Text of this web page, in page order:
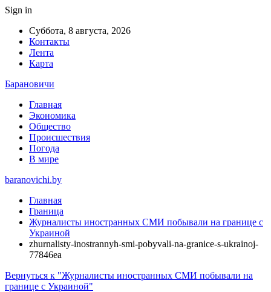
Sign in
Суббота, 8 августа, 2026
Контакты
Лента
Карта
Барановичи
Главная
Экономика
Общество
Происшествия
Погода
В мире
baranovichi.by
Главная
Граница
Журналисты иностранных СМИ побывали на границе с
Украиной
zhurnalisty-inostrannyh-smi-pobyvali-na-granice-s-ukrainoj-
77846ea
Вернуться к "Журналисты иностранных СМИ побывали на
границе с Украиной"